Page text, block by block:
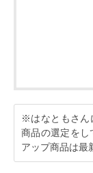
※はなともさん
商品の選定をし
アップ商品は最